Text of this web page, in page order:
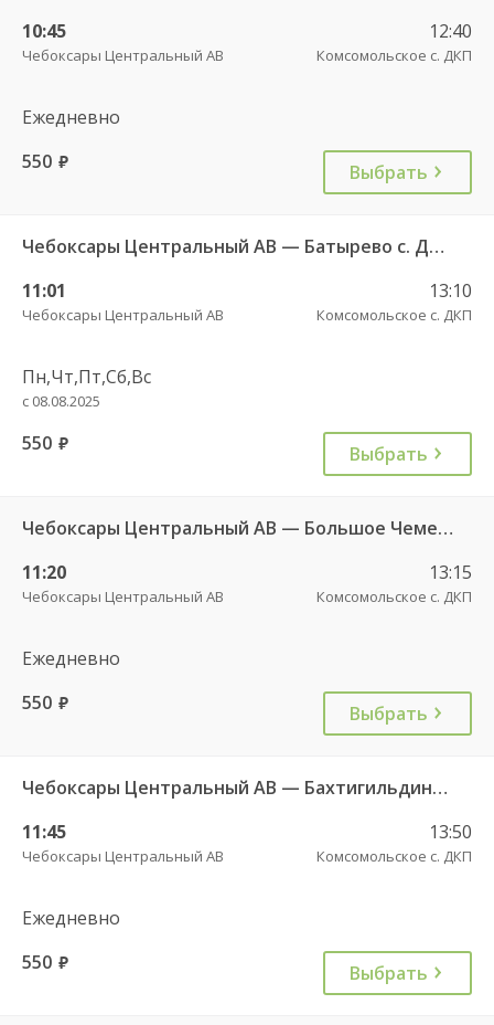
10:45
Чебоксары Центральный АВ
12:40
Комсомольское с. ДКП
Ежедневно
550 руб. Выбрать
Чебоксары Центральный АВ — Батырево с. ДКП 543
11:01
Чебоксары Центральный АВ
13:10
Комсомольское с. ДКП
Пн,Чт,Пт,Сб,Вс
с 08.08.2025
550 руб. Выбрать
Чебоксары Центральный АВ — Большое Чеменево с. 639
11:20
Чебоксары Центральный АВ
13:15
Комсомольское с. ДКП
Ежедневно
550 руб. Выбрать
Чебоксары Центральный АВ — Бахтигильдино д. 671
11:45
Чебоксары Центральный АВ
13:50
Комсомольское с. ДКП
Ежедневно
550 руб. Выбрать